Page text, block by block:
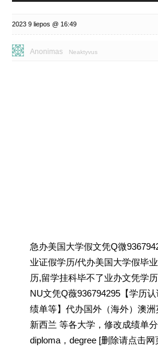
2023 9 liepos @ 16:49
Anonimas Neaktyvus
急办美国大学假文凭Q微
业证假学历/代办美国大学假毕
历,留学挂科毕不了业办文凭学
NU文凭Q薇936794295【学历
绩单等】代办国外（海外）澳
新西兰 等各大学，修改成绩单
diploma，degree [删除请点击